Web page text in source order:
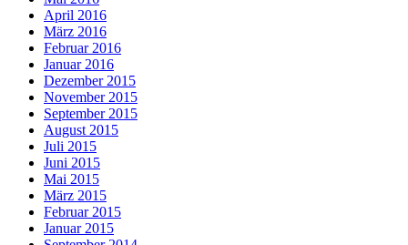
April 2016
März 2016
Februar 2016
Januar 2016
Dezember 2015
November 2015
September 2015
August 2015
Juli 2015
Juni 2015
Mai 2015
März 2015
Februar 2015
Januar 2015